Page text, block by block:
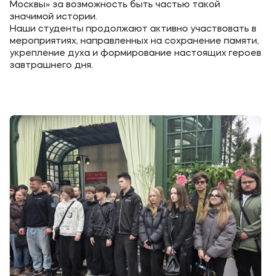
Москвы» за возможность быть частью такой
значимой истории.
Наши студенты продолжают активно участвовать в
мероприятиях, направленных на сохранение памяти,
укрепление духа и формирование настоящих героев
завтрашнего дня.